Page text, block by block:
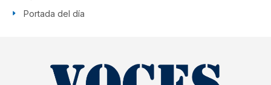
Portada del día